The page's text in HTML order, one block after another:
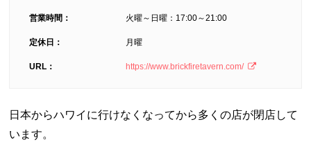
営業時間： 火曜～日曜：17:00～21:00
定休日： 月曜
URL： https://www.brickfiretavern.com/
日本からハワイに行けなくなってから多くの店が閉店して
います。